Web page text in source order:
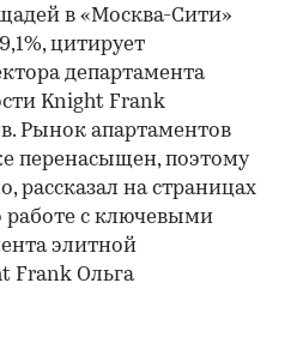
в «Москва-Сити»
цитирует
департамента
Knight Frank
Рынок апартаментов
перенасыщен, поэтому
рассказал на страницах
работе с ключевыми
элитной
Frank Ольга